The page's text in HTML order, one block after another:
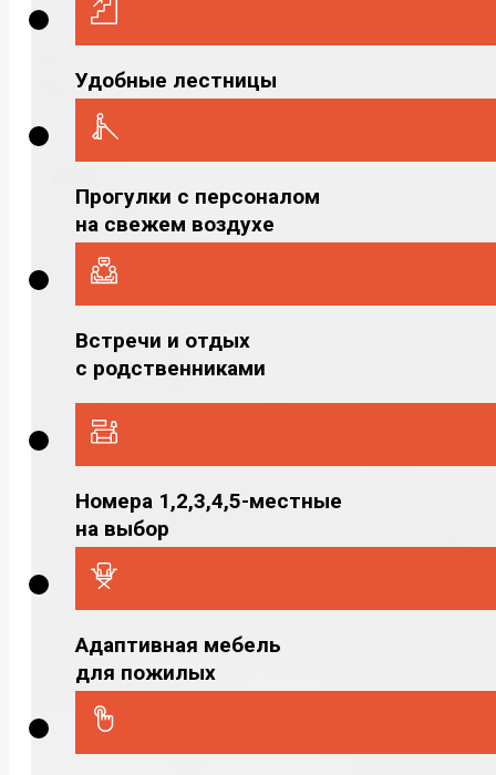
Удобные лестницы
Прогулки с персоналом
на свежем воздухе
Встречи и отдых
с родственниками
Номера 1,2,3,4,5-местные
на выбор
Адаптивная мебель
для пожилых